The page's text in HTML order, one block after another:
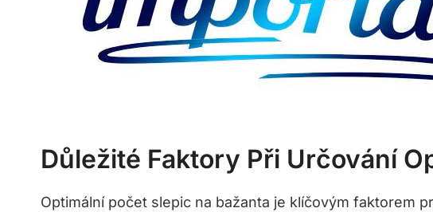
Důležité Faktory Při Určování
Optimální počet slepic na bažanta je klíčovým faktorem